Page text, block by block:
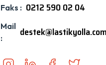
Faks : 0212 590 02 04
Mail
: